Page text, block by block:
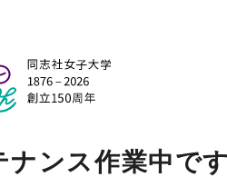
ナンス作業中で